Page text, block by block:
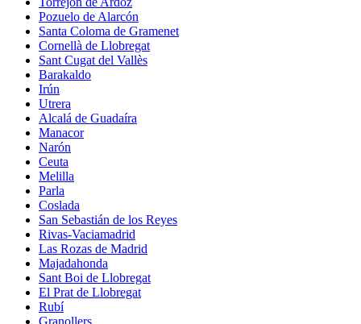
Pozuelo de Alarcón
Santa Coloma de Gramenet
Cornellà de Llobregat
Sant Cugat del Vallès
Barakaldo
Irún
Utrera
Alcalá de Guadaíra
Manacor
Narón
Ceuta
Melilla
Parla
Coslada
San Sebastián de los Reyes
Rivas-Vaciamadrid
Las Rozas de Madrid
Majadahonda
Sant Boi de Llobregat
El Prat de Llobregat
Rubí
Granollers